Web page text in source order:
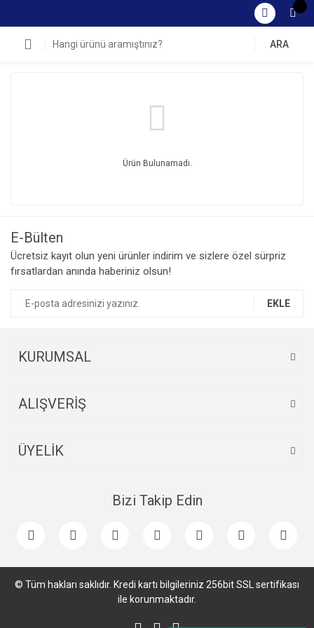
ARA
Ürün Bulunamadı.
E-Bülten
Ücretsiz kayıt olun yeni ürünler indirim ve sizlere özel sürpriz
fırsatlardan anında haberiniz olsun!
EKLE
KURUMSAL
ALIŞVERİŞ
ÜYELİK
Bizi Takip Edin
© Tüm hakları saklıdır. Kredi kartı bilgileriniz 256bit SSL sertifikası
ile korunmaktadır.